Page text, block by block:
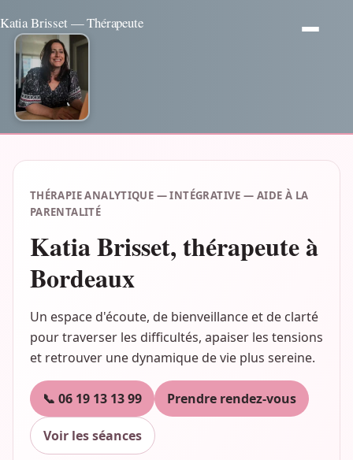
Katia Brisset — Thérapeute
THÉRAPIE ANALYTIQUE — INTÉGRATIVE — AIDE À LA
PARENTALITÉ
Katia Brisset, thérapeute à
Bordeaux
Un espace d'écoute, de bienveillance et de clarté
pour traverser les difficultés, apaiser les tensions
et retrouver une dynamique de vie plus sereine.
📞 06 19 13 13 99 Prendre rendez-vous
Voir les séances